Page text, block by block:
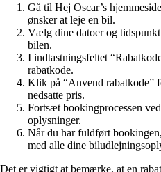
Gå til Hej Oscar’s
ønsker at leje en bil.
Vælg dine datoer og
bilen.
I indtastningsfeltet
rabatkode.
Klik på “Anvend rabatkode”
nedsatte pris.
Fortsæt bookingprocessen
oplysninger.
Når du har fuldført
med alle dine
Det er vigtigt at bemærke, at en